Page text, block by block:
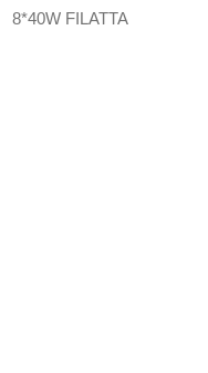
8*40W FILATTA